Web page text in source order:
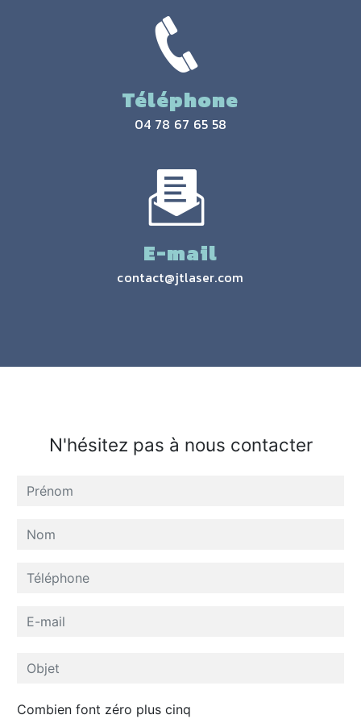
Téléphone
04 78 67 65 58
E-mail
contact@jtlaser.com
N'hésitez pas à nous contacter
Combien font zéro plus cinq